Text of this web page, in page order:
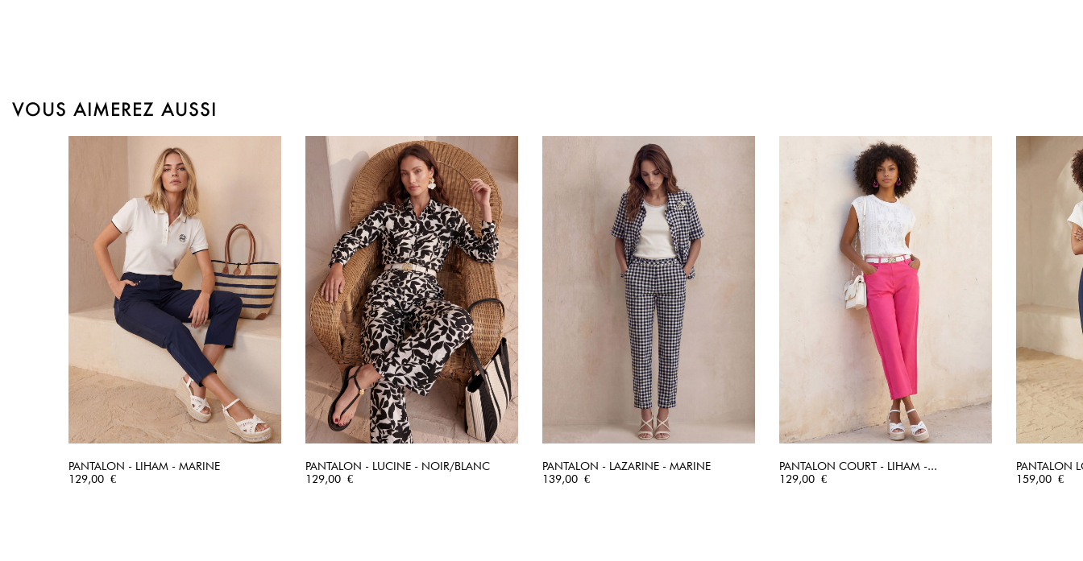
VOUS AIMEREZ AUSSI
PANTALON - LIHAM - MARINE
Prix
129,00 €
PANTALON - LUCINE - NOIR/BLANC
Prix
129,00 €
PANTALON - LAZARINE - MARINE
Prix
139,00 €
PANTALON COURT - LIHAM -...
Prix
129,00 €
PANTALON
Prix
159,00 €